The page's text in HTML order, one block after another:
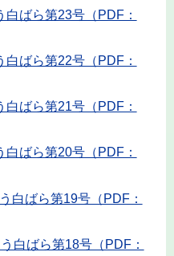
ばら第23号（PDF：
ばら第22号（PDF：
ばら第21号（PDF：
ばら第20号（PDF：
白ばら第19号（PDF：
白ばら第18号（PDF：